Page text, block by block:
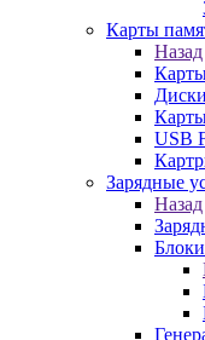
Карты
Назад
Диски
USB
Зарядные
Назад